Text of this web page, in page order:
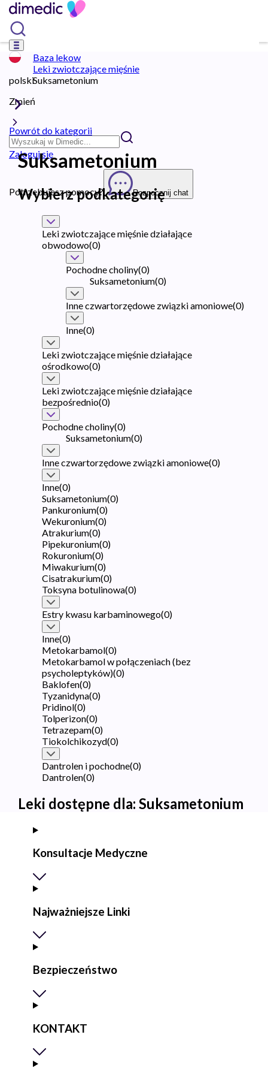
polski
Zmień
Zaloguj się
Potrzebujesz pomocy? Rozpocznij chat
Baza lekow
Leki zwiotczające mięśnie
Suksametonium
Powrót do kategorii
Suksametonium
Wybierz podkategorię
Leki zwiotczające mięśnie działające
obwodowo(0)
Pochodne choliny(0)
Suksametonium(0)
Inne czwartorzędowe związki amoniowe(0)
Inne(0)
Leki zwiotczające mięśnie działające
ośrodkowo(0)
Leki zwiotczające mięśnie działające
bezpośrednio(0)
Pochodne choliny(0)
Suksametonium(0)
Inne czwartorzędowe związki amoniowe(0)
Inne(0)
Suksametonium(0)
Pankuronium(0)
Wekuronium(0)
Atrakurium(0)
Pipekuronium(0)
Rokuronium(0)
Miwakurium(0)
Cisatrakurium(0)
Toksyna botulinowa(0)
Estry kwasu karbaminowego(0)
Inne(0)
Metokarbamol(0)
Metokarbamol w połączeniach (bez
psycholeptyków)(0)
Baklofen(0)
Tyzanidyna(0)
Pridinol(0)
Tolperizon(0)
Tetrazepam(0)
Tiokolchikozyd(0)
Dantrolen i pochodne(0)
Dantrolen(0)
Leki dostępne dla: Suksametonium
Konsultacje Medyczne
Najważniejsze Linki
Bezpieczeństwo
KONTAKT